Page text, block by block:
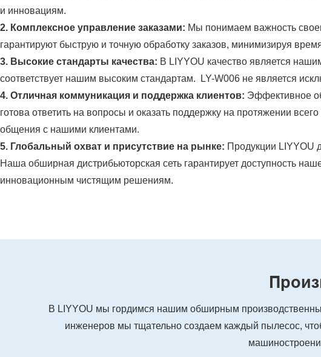
и инновациям.
2. Комплексное управление заказами: Мы понимаем важность
гарантируют быструю и точную обработку заказов, минимизируя
3. Высокие стандарты качества: В LIYYOU качество является
соответствует нашим высоким стандартам. LY-W006 не является
4. Отличная коммуникация и поддержка клиентов: Эффективное
готова ответить на вопросы и оказать поддержку на протяжении
общения с нашими клиентами.
5. Глобальный охват и присутствие на рынке: Продукции LIYYOU
Наша обширная дистрибьюторская сеть гарантирует доступность
инновационным чистящим решениям.
В LIYYOU мы гордимся нашим обширным
инженеров мы тщательно создаем каждый пылесос,